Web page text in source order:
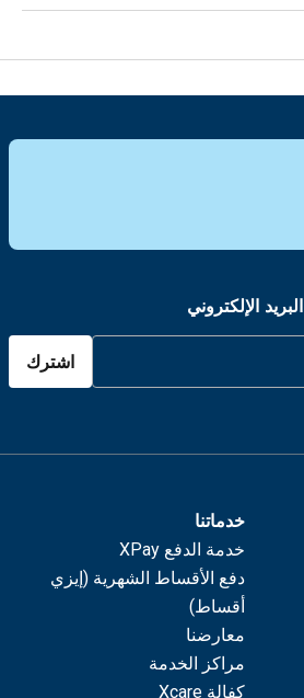
الإلكتروني
اشترك
خدماتنا
خدمة الدفع XPay
دفع الأقساط الشهرية (إيزي
أقساط)
معارضنا
مراكز الخدمة
كفالة Xcare